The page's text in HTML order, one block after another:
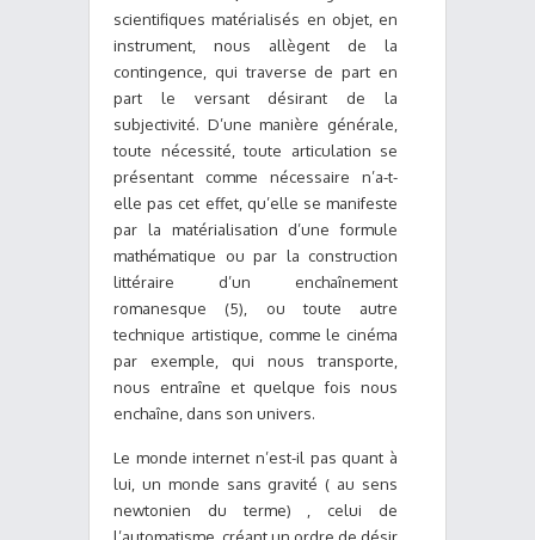
scientifiques matérialisés en objet, en
instrument, nous allègent de la
contingence, qui traverse de part en
part le versant désirant de la
subjectivité. D’une manière générale,
toute nécessité, toute articulation se
présentant comme nécessaire n’a-t-
elle pas cet effet, qu’elle se manifeste
par la matérialisation d’une formule
mathématique ou par la construction
littéraire d’un enchaînement
romanesque (5), ou toute autre
technique artistique, comme le cinéma
par exemple, qui nous transporte,
nous entraîne et quelque fois nous
enchaîne, dans son univers.
Le monde internet n’est-il pas quant à
lui, un monde sans gravité ( au sens
newtonien du terme) , celui de